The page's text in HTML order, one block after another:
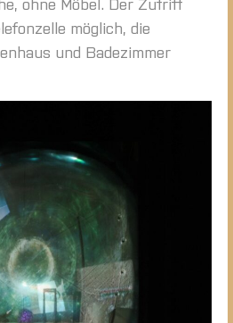
möglich, die
und Badezimmer